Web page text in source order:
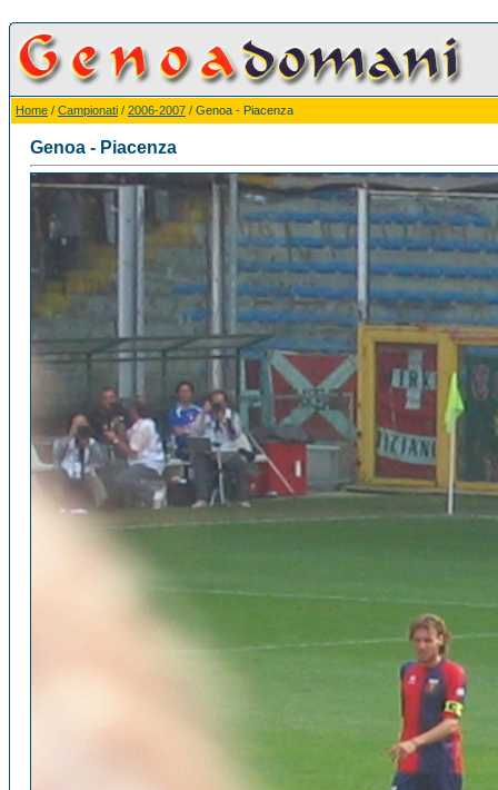
Home / Campionati / 2006-2007 / Genoa - Piacenza
Genoa - Piacenza